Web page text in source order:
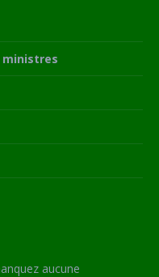
ministres
aucune